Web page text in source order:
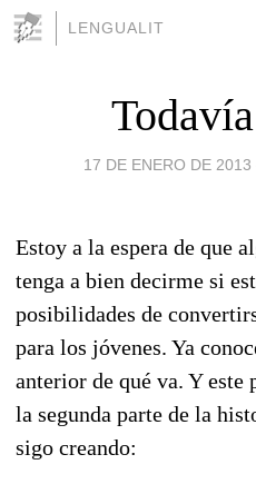
LENGUALIT
17 DE ENERO DE
Estoy a la espera de que
tenga a bien decirme si
posibilidades de
para los jóvenes. Ya
anterior de qué va. Y este
la segunda parte de la
sigo creando: